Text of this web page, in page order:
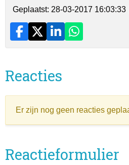
Geplaatst: 28-03-2017 16:03:33
Reacties
Er zijn nog geen reacties
Reactieformulier